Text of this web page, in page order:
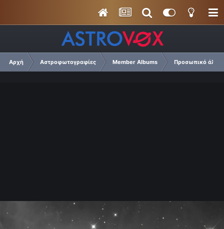
Αρχή Αστροφωτογραφίες Member Albums Προσωπικό